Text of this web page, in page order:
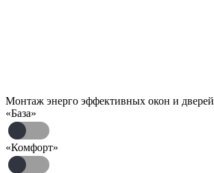
Монтаж энерго эффективных окон и дверей
«База»
«Комфорт»